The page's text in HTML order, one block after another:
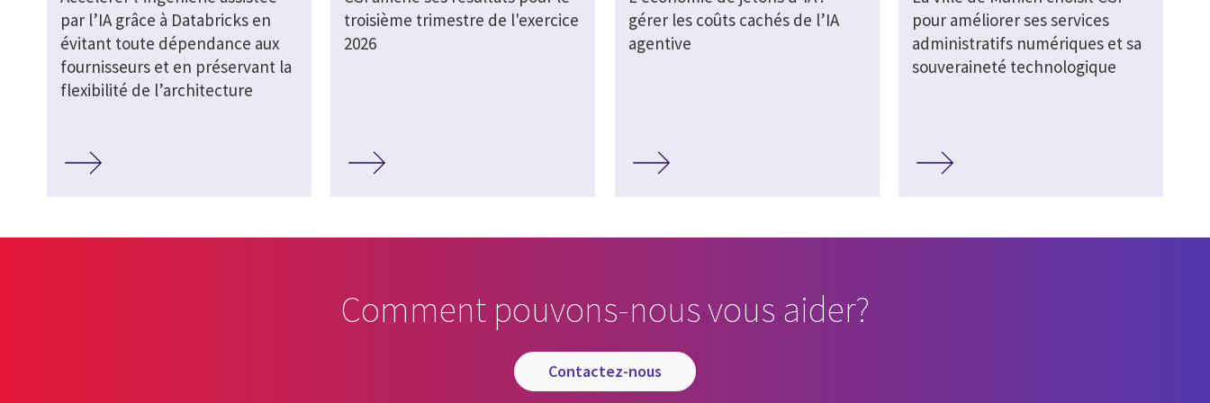
par l’IA grâce à Databricks en
évitant toute dépendance aux
fournisseurs et en préservant la
flexibilité de l’architecture
troisième trimestre de l'exercice
2026
gérer les coûts cachés de l’IA
agentive
pour améliorer ses services
administratifs numériques et sa
souveraineté technologique
Comment pouvons-nous vous aider?
contactez-nous